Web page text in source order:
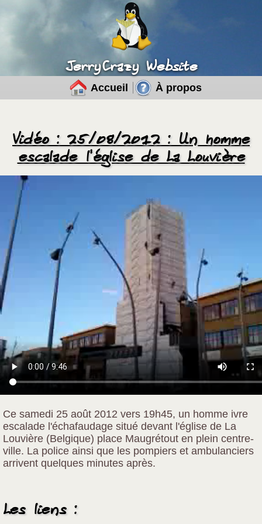
JerryCrazy Website
Accueil À propos
Vidéo : 25/08/2012 : Un homme
escalade l'église de La Louvière
Ce samedi 25 août 2012 vers 19h45, un homme ivre
escalade l'échafaudage situé devant l'église de La
Louvière (Belgique) place Maugrétout en plein centre-
ville. La police ainsi que les pompiers et ambulanciers
arrivent quelques minutes après.
Les liens :